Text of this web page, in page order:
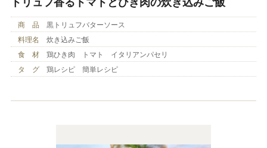
トリュフ香るトマトとひき肉の炊き込みご飯
商 品
黒トリュフバターソース
料理名
炊き込みご飯
食 材
鶏ひき肉 トマト イタリアンパセリ
タ グ
鶏レシピ 簡単レシピ